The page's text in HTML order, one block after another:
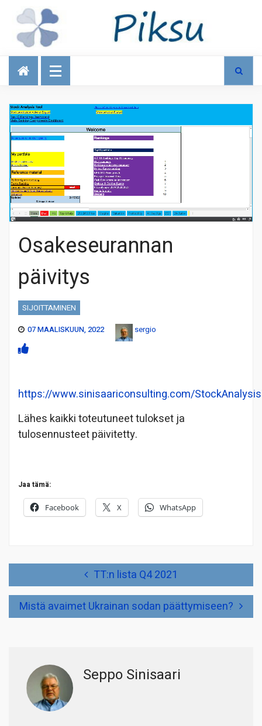
Talous
Osakeseurannan
päivitys
SIJOITTAMINEN
07 MAALISKUUN, 2022
sergio
https://www.sinisaariconsulting.com/
Lähes kaikki toteutuneet tulokset ja
tulosennusteet päivitetty.
Jaa tämä:
Facebook X WhatsApp
TT:n lista Q4 2021
Mistä avaimet Ukrainan sodan päättymiseen?
Seppo Sinisaari